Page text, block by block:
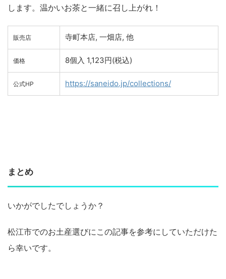
します。温かいお茶と一緒に召し上がれ！
販売店 寺町本店, 一畑店, 他
価格 8個入 1,123円(税込)
公式HP https://saneido.jp/collections/
まとめ
いかがでしたでしょうか？
松江市でのお土産選びにこの記事を参考にしていただけた
ら幸いです。